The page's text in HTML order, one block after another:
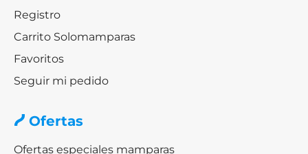
Registro
Carrito Solomamparas
Favoritos
Seguir mi pedido
Ofertas
Ofertas especiales mamparas